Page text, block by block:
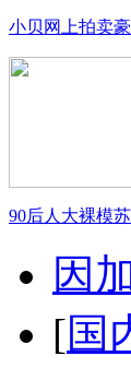
小贝网上拍卖
90后人大裸模
因
[国